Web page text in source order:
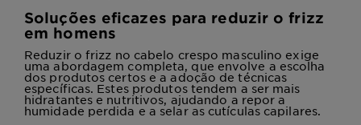
Soluções eficazes para reduzir o frizz
em homens
Reduzir o frizz no cabelo crespo masculino exige
uma abordagem completa, que envolve a escolha
dos produtos certos e a adoção de técnicas
específicas. Estes produtos tendem a ser mais
hidratantes e nutritivos, ajudando a repor a
humidade perdida e a selar as cutículas capilares.